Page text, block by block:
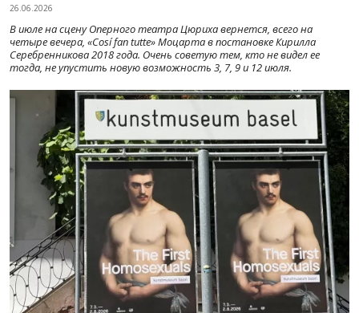
26.06.2026
В июле на сцену Оперного театра Цюриха вернется, всего на
четыре вечера, «Cosí fan tutte» Моцарта в постановке Кирилла
Серебренникова 2018 года. Очень советую тем, кто не видел ее
тогда, не упустить новую возможность 3, 7, 9 и 12 июля.